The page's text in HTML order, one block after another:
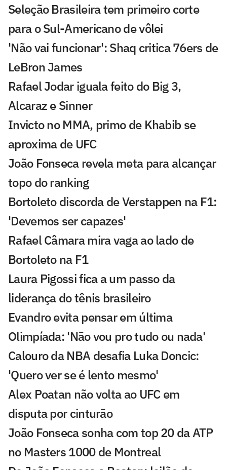
Seleção Brasileira tem primeiro corte
para o Sul-Americano de vôlei
'Não vai funcionar': Shaq critica 76ers de
LeBron James
Rafael Jodar iguala feito do Big 3,
Alcaraz e Sinner
Invicto no MMA, primo de Khabib se
aproxima de UFC
João Fonseca revela meta para alcançar
topo do ranking
Bortoleto discorda de Verstappen na F1:
'Devemos ser capazes'
Rafael Câmara mira vaga ao lado de
Bortoleto na F1
Laura Pigossi fica a um passo da
liderança do tênis brasileiro
Evandro evita pensar em última
Olimpíada: 'Não vou pro tudo ou nada'
Calouro da NBA desafia Luka Doncic:
'Quero ver se é lento mesmo'
Alex Poatan não volta ao UFC em
disputa por cinturão
João Fonseca sonha com top 20 da ATP
no Masters 1000 de Montreal